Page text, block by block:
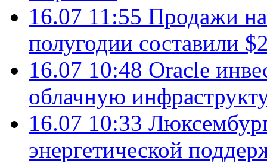
16.07 11:55 Продажи
полугодии составили
16.07 10:48 Oracle
облачную
16.07 10:33
энергетической